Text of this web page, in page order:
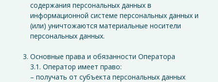
содержания персональных данных в
информационной системе персональных данных и
(или) уничтожаются материальные носители
персональных данных.
Основные права и обязанности Оператора
3.1. Оператор имеет право:
– получать от субъекта персональных данных